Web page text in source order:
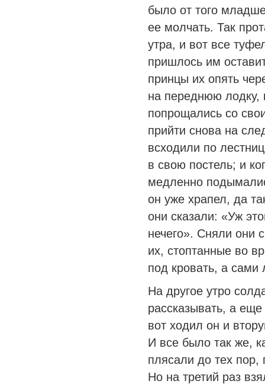
было от того
ее молчать. Так
утра, и вот все
пришлось им
принцы их опять
на переднюю лодку,
попрощались со
прийти снова на
всходили по
в свою постель; и
медленно
он уже храпел, да
они сказали: «Уж
нечего». Сняли они
их, стоптанные во
под кровать, а сами
На другое утро
рассказывать, а
вот ходил он и
И все было так же,
плясали до тех пор,
Но на третий раз